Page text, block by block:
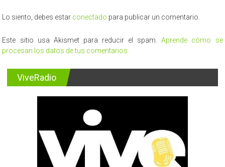
Lo siento, debes estar conectado para publicar un comentario.
Este sitio usa Akismet para reducir el spam.Aprende cómo se
procesan los datos de tus comentarios.
ViveRadio